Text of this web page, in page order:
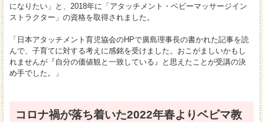
になりたい」と、2018年に「アタッチメント・ベビーマッサージイン
ストラクター」の資格を取得されました。
「日本アタッチメント育児協会のHPで廣島理事長の書かれた記事を読
んで、子育てに対する考えに感銘を受けました。おこがましいかもし
れませんが『自分の価値観と一致している』と思えたことが受講の決
め手でした。」
コロナ禍が落ち着いた2022年春よりベビマ教